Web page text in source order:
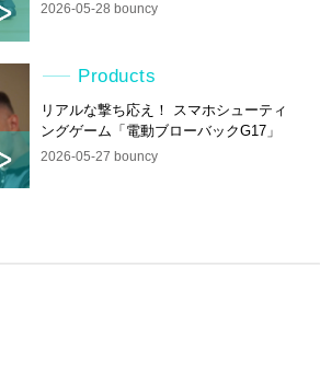
2026-05-28 bouncy
Products
リアルな撃ち応え！ スマホシューティ
ングゲーム「電動ブローバックG17」
2026-05-27 bouncy